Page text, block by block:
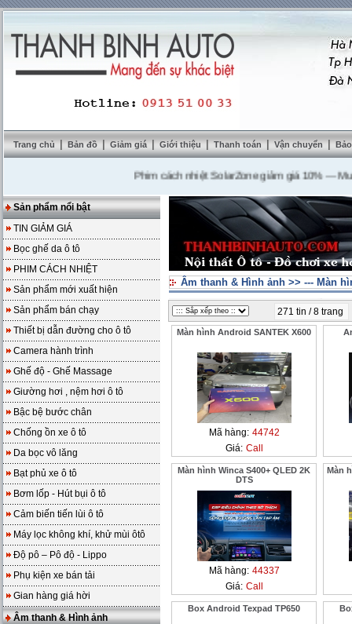
Trang chủ | Bản đồ | Giảm giá | Giới thiệu | Thanh toán | Vận chuyển |
Phim cách nhiệt SolarZone giảm giá 10%---Mua
Sản phẩm nổi bật
TIN GIẢM GIÁ
Bọc ghế da ô tô
PHIM CÁCH NHIỆT
Sản phẩm mới xuất hiện
Sản phẩm bán chạy
Thiết bị dẫn đường cho ô tô
Camera hành trình
Ghế độ - Ghế Massage
Giường hơi , nệm hơi ô tô
Bậc bệ bước chân
Chống ồn xe ô tô
Da bọc vô lăng
Bạt phủ xe ô tô
Bơm lốp - Hút bụi ô tô
Cảm biến tiến lùi ô tô
Máy lọc không khí, khử mùi ôtô
Độ pô – Pô độ - Lippo
Phụ kiện xe bán tải
Gian hàng giá hời
Âm thanh & Hình ảnh
Âm thanh & Hình ảnh >> --- Màn
271 tin / 8 trang
Màn hình Android SANTEK X600
Mã hàng: 44742
Giá: Call
Màn hình Winca S400+ QLED 2K
DTS
Mã hàng: 44337
Giá: Call
Màn
Box Android Texpad TP650